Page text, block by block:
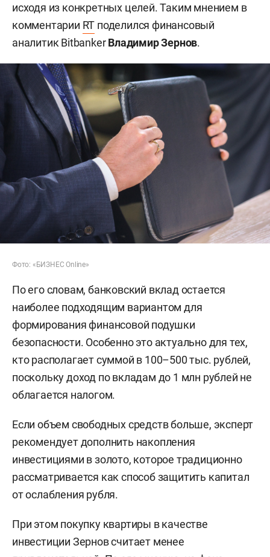
исходя из конкретных целей. Таким мнением в
комментарии RT поделился финансовый
аналитик BitbankerВладимир Зернов.
Фото: «БИЗНЕС Online»
По его словам, банковский вклад остается
наиболее подходящим вариантом для
формирования финансовой подушки
безопасности. Особенно это актуально для тех,
кто располагает суммой в 100–500 тыс. рублей,
поскольку доход по вкладам до 1 млн рублей не
облагается налогом.
Если объем свободных средств больше, эксперт
рекомендует дополнить накопления
инвестициями в золото, которое традиционно
рассматривается как способ защитить капитал
от ослабления рубля.
При этом покупку квартиры в качестве
инвестиции Зернов считает менее